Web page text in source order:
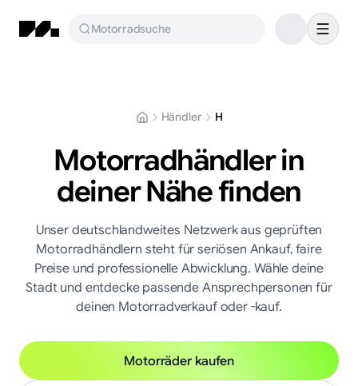
Motorradsuche
Händler H
Motorradhändler in
deiner Nähe finden
Unser deutschlandweites Netzwerk aus geprüften
Motorradhändlern steht für seriösen Ankauf, faire
Preise und professionelle Abwicklung. Wähle deine
Stadt und entdecke passende Ansprechpersonen für
deinen Motorradverkauf oder -kauf.
Motorräder kaufen